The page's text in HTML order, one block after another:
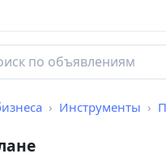
Инструменты